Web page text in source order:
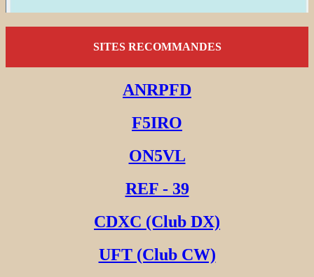
SITES RECOMMANDES
ANRPFD
F5IRO
ON5VL
REF - 39
CDXC (Club DX)
UFT (Club CW)